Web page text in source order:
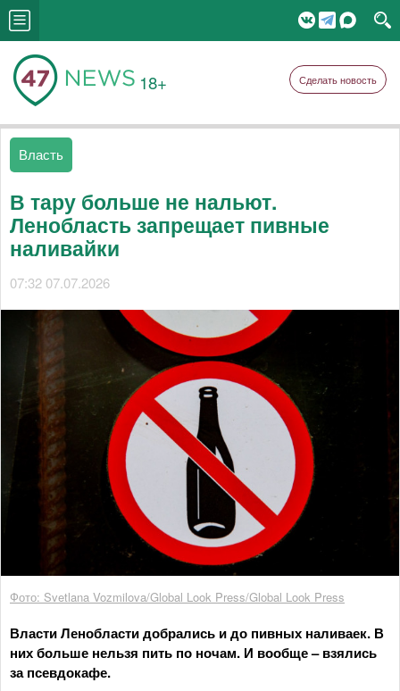
18+ Сделать новость
Власть
В тару больше не нальют.
Ленобласть запрещает пивные
наливайки
07:32 07.07.2026
Фото: Svetlana Vozmilova/Global Look Press/Global Look Press
Власти Ленобласти добрались и до пивных наливаек. В
них больше нельзя пить по ночам. И вообще – взялись
за псевдокафе.